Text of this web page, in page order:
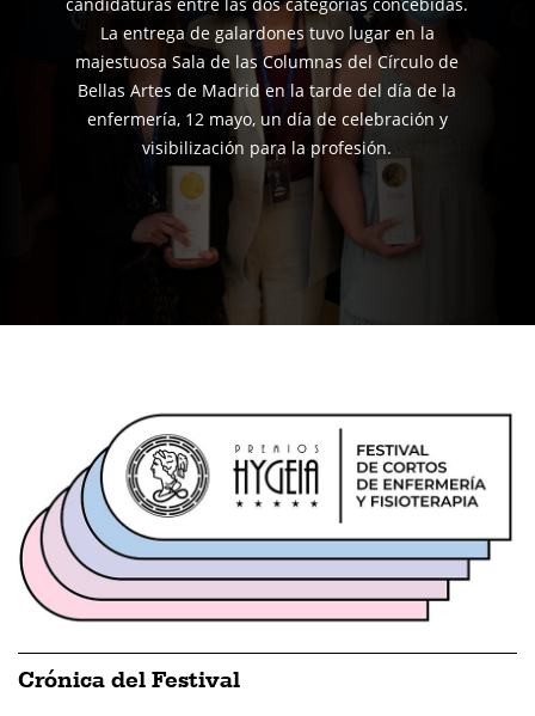
La entrega de galardones tuvo lugar en la
majestuosa Sala de las Columnas del Círculo de
Bellas Artes de Madrid en la tarde del día de la
enfermería, 12 mayo, un día de celebración y
visibilización para la profesión.
Crónica del Festival